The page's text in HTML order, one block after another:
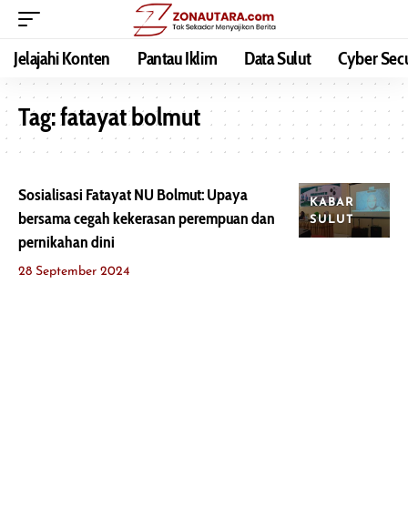
Jelajahi Konten Pantau Iklim Data Sulut Cyber
Tag:fatayat bolmut
KABAR
SULUT
Sosialisasi Fatayat NU Bolmut: Upaya
bersama cegah kekerasan perempuan dan
pernikahan dini
28 September 2024